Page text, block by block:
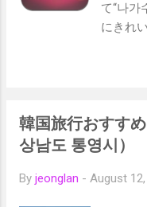
た。 ＜
クスト
”（
B-Boy
イクダ
酒もせ
て“나가
にきれ
サーバ
ている“
の日に
組が企
韓国旅行おすす
상남도 통영시）
By jeonglan - August 12,